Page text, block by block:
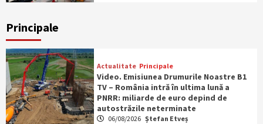
Principale
Actualitate Principale
Video. Emisiunea Drumurile Noastre B1
TV – România intră în ultima lună a
PNRR: miliarde de euro depind de
autostrăzile neterminate
06/08/2026 Ștefan Etveș